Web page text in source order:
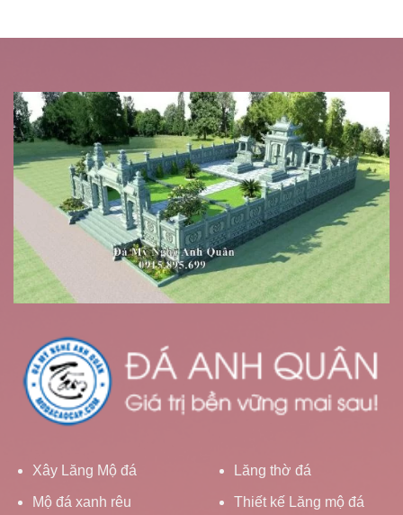
Xây Lăng Mộ đá
Mộ đá xanh rêu
Lăng thờ đá
Thiết kế Lăng mộ đá